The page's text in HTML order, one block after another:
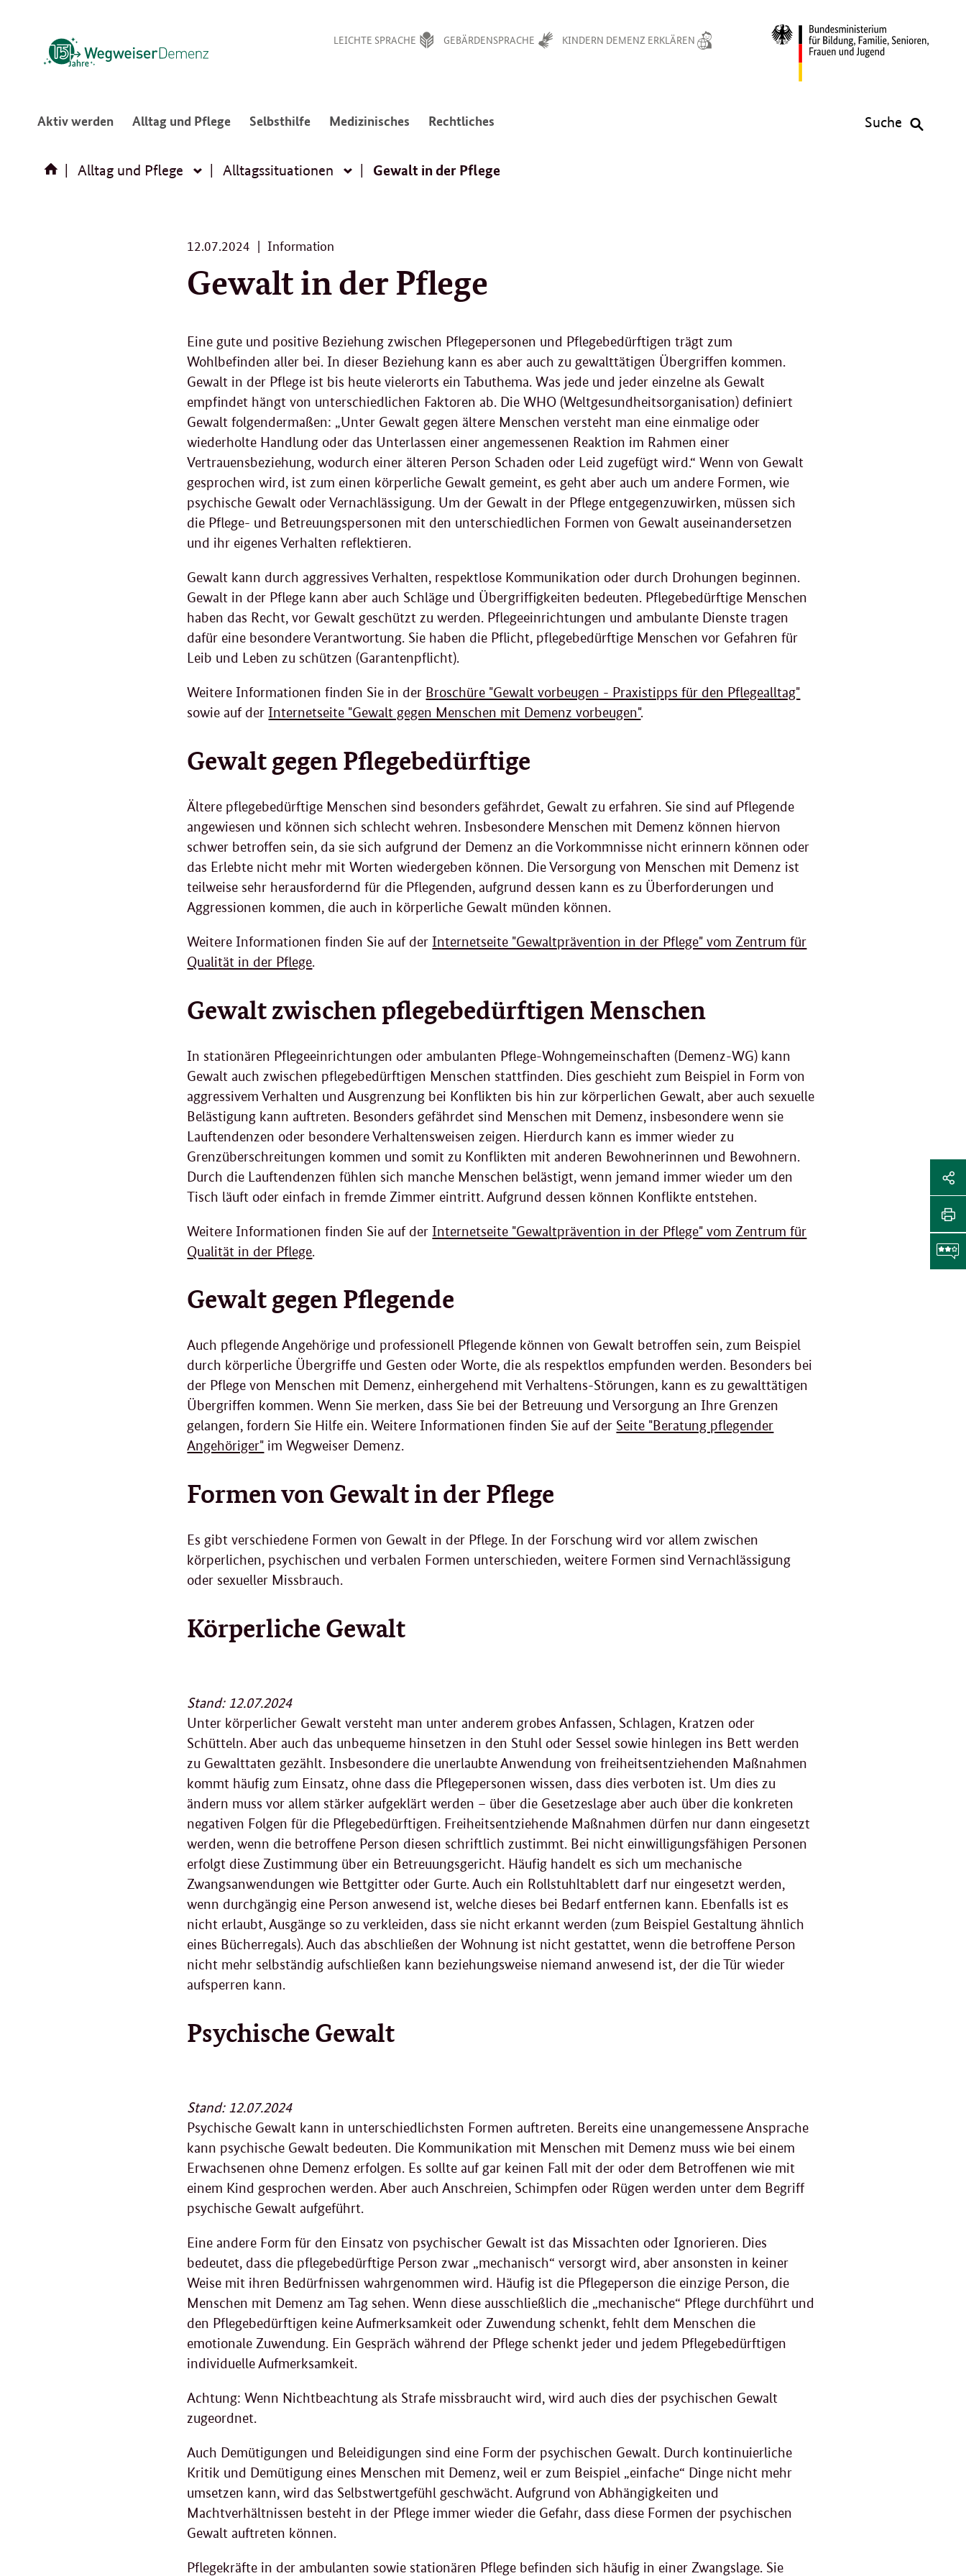
LEICHTE SPRACHE GEBÄRDENSPRACHE KINDERN DEMENZ ERKLÄREN
Aktiv werden:
öffnen/schließen
Alltag und Pflege:
öffnen/schließen
Selbsthilfe:
öffnen/schließen
Medizinisches
öffnen/schließen
Rechtliches
öffnen/schließen
Suche
Alltag und Pflege
Alltag
Pflege
Alltagssituationen Alltagssituationen
Gewalt in der Pflege
Gewalt in der Pflege
12.07.2024 12.
07.
2024
Information
Eine gute und positive Beziehung zwischen Pflegepersonen und Pflegebedürftigen trägt zum
Wohlbefinden aller bei. In dieser Beziehung kann es aber auch zu gewalttätigen Übergriffen kommen.
Gewalt in der Pflege ist bis heute vielerorts ein Tabuthema. Was jede und jeder einzelne als Gewalt
empfindet hängt von unterschiedlichen Faktoren ab. Die WHO (Weltgesundheitsorganisation) definiert
Gewalt folgendermaßen: „Unter Gewalt gegen ältere Menschen versteht man eine einmalige oder
wiederholte Handlung oder das Unterlassen einer angemessenen Reaktion im Rahmen einer
Vertrauensbeziehung, wodurch einer älteren Person Schaden oder Leid zugefügt wird.“ Wenn von Gewalt
gesprochen wird, ist zum einen körperliche Gewalt gemeint, es geht aber auch um andere Formen, wie
psychische Gewalt oder Vernachlässigung. Um der Gewalt in der Pflege entgegenzuwirken, müssen sich
die Pflege- und Betreuungspersonen mit den unterschiedlichen Formen von Gewalt auseinandersetzen
und ihr eigenes Verhalten reflektieren.
Gewalt kann durch aggressives Verhalten, respektlose Kommunikation oder durch Drohungen beginnen.
Gewalt in der Pflege kann aber auch Schläge und Übergriffigkeiten bedeuten. Pflegebedürftige Menschen
haben das Recht, vor Gewalt geschützt zu werden. Pflegeeinrichtungen und ambulante Dienste tragen
dafür eine besondere Verantwortung. Sie haben die Pflicht, pflegebedürftige Menschen vor Gefahren für
Leib und Leben zu schützen (Garantenpflicht).
Weitere Informationen finden Sie in der Broschüre "Gewalt vorbeugen - Praxistipps für den Pflegealltag"
sowie auf derInternetseite "Gewalt gegen Menschen mit Demenz vorbeugen".
Gewalt gegen Pflegebedürftige
Ältere pflegebedürftige Menschen sind besonders gefährdet, Gewalt zu erfahren. Sie sind auf Pflegende
angewiesen und können sich schlecht wehren. Insbesondere Menschen mit Demenz können hiervon
schwer betroffen sein, da sie sich aufgrund der Demenz an die Vorkommnisse nicht erinnern können oder
das Erlebte nicht mehr mit Worten wiedergeben können. Die Versorgung von Menschen mit Demenz ist
teilweise sehr herausfordernd für die Pflegenden, aufgrund dessen kann es zu Überforderungen und
Aggressionen kommen, die auch in körperliche Gewalt münden können.
Weitere Informationen finden Sie auf derInternetseite "Gewaltprävention in der Pflege" vom Zentrum für
Qualität in der Pflege.
Gewalt zwischen pflegebedürftigen Menschen
In stationären Pflegeeinrichtungen oder ambulanten Pflege-Wohngemeinschaften (Demenz-WG) kann
Gewalt auch zwischen pflegebedürftigen Menschen stattfinden. Dies geschieht zum Beispiel in Form von
aggressivem Verhalten und Ausgrenzung bei Konflikten bis hin zur körperlichen Gewalt, aber auch sexuelle
Belästigung kann auftreten. Besonders gefährdet sind Menschen mit Demenz, insbesondere wenn sie
Lauftendenzen oder besondere Verhaltensweisen zeigen. Hierdurch kann es immer wieder zu
Grenzüberschreitungen kommen und somit zu Konflikten mit anderen Bewohnerinnen und Bewohnern.
Durch die Lauftendenzen fühlen sich manche Menschen belästigt, wenn jemand immer wieder um den
Tisch läuft oder einfach in fremde Zimmer eintritt. Aufgrund dessen können Konflikte entstehen.
Weitere Informationen finden Sie auf derInternetseite "Gewaltprävention in der Pflege" vom Zentrum für
Qualität in der Pflege.
Gewalt gegen Pflegende
Auch pflegende Angehörige und professionell Pflegende können von Gewalt betroffen sein, zum Beispiel
durch körperliche Übergriffe und Gesten oder Worte, die als respektlos empfunden werden. Besonders bei
der Pflege von Menschen mit Demenz, einhergehend mit Verhaltens-Störungen, kann es zu gewalttätigen
Übergriffen kommen. Wenn Sie merken, dass Sie bei der Betreuung und Versorgung an Ihre Grenzen
gelangen, fordern Sie Hilfe ein. Weitere Informationen finden Sie auf der Seite "Beratung pflegender
Angehöriger" im Wegweiser Demenz.
Formen von Gewalt in der Pflege
Es gibt verschiedene Formen von Gewalt in der Pflege. In der Forschung wird vor allem zwischen
körperlichen, psychischen und verbalen Formen unterschieden, weitere Formen sind Vernachlässigung
oder sexueller Missbrauch.
Körperliche Gewalt
Stand: 12.07.2024
Unter körperlicher Gewalt versteht man unter anderem grobes Anfassen, Schlagen, Kratzen oder
Schütteln. Aber auch das unbequeme hinsetzen in den Stuhl oder Sessel sowie hinlegen ins Bett werden
zu Gewalttaten gezählt. Insbesondere die unerlaubte Anwendung von freiheitsentziehenden Maßnahmen
kommt häufig zum Einsatz, ohne dass die Pflegepersonen wissen, dass dies verboten ist. Um dies zu
ändern muss vor allem stärker aufgeklärt werden – über die Gesetzeslage aber auch über die konkreten
negativen Folgen für die Pflegebedürftigen. Freiheitsentziehende Maßnahmen dürfen nur dann eingesetzt
werden, wenn die betroffene Person diesen schriftlich zustimmt. Bei nicht einwilligungsfähigen Personen
erfolgt diese Zustimmung über ein Betreuungsgericht. Häufig handelt es sich um mechanische
Zwangsanwendungen wie Bettgitter oder Gurte. Auch ein Rollstuhltablett darf nur eingesetzt werden,
wenn durchgängig eine Person anwesend ist, welche dieses bei Bedarf entfernen kann. Ebenfalls ist es
nicht erlaubt, Ausgänge so zu verkleiden, dass sie nicht erkannt werden (zum Beispiel Gestaltung ähnlich
eines Bücherregals). Auch das abschließen der Wohnung ist nicht gestattet, wenn die betroffene Person
nicht mehr selbständig aufschließen kann beziehungsweise niemand anwesend ist, der die Tür wieder
aufsperren kann.
Psychische Gewalt
Stand: 12.07.2024
Psychische Gewalt kann in unterschiedlichsten Formen auftreten. Bereits eine unangemessene Ansprache
kann psychische Gewalt bedeuten. Die Kommunikation mit Menschen mit Demenz muss wie bei einem
Erwachsenen ohne Demenz erfolgen. Es sollte auf gar keinen Fall mit der oder dem Betroffenen wie mit
einem Kind gesprochen werden. Aber auch Anschreien, Schimpfen oder Rügen werden unter dem Begriff
psychische Gewalt aufgeführt.
Eine andere Form für den Einsatz von psychischer Gewalt ist das Missachten oder Ignorieren. Dies
bedeutet, dass die pflegebedürftige Person zwar „mechanisch“ versorgt wird, aber ansonsten in keiner
Weise mit ihren Bedürfnissen wahrgenommen wird. Häufig ist die Pflegeperson die einzige Person, die
Menschen mit Demenz am Tag sehen. Wenn diese ausschließlich die „mechanische“ Pflege durchführt und
den Pflegebedürftigen keine Aufmerksamkeit oder Zuwendung schenkt, fehlt dem Menschen die
emotionale Zuwendung. Ein Gespräch während der Pflege schenkt jeder und jedem Pflegebedürftigen
individuelle Aufmerksamkeit.
Achtung: Wenn Nichtbeachtung als Strafe missbraucht wird, wird auch dies der psychischen Gewalt
zugeordnet.
Auch Demütigungen und Beleidigungen sind eine Form der psychischen Gewalt. Durch kontinuierliche
Kritik und Demütigung eines Menschen mit Demenz, weil er zum Beispiel „einfache“ Dinge nicht mehr
umsetzen kann, wird das Selbstwertgefühl geschwächt. Aufgrund von Abhängigkeiten und
Machtverhältnissen besteht in der Pflege immer wieder die Gefahr, dass diese Formen der psychischen
Gewalt auftreten können.
Pflegekräfte in der ambulanten sowie stationären Pflege befinden sich häufig in einer Zwangslage. Sie